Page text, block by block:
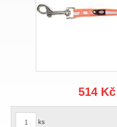
514 Kč
ks